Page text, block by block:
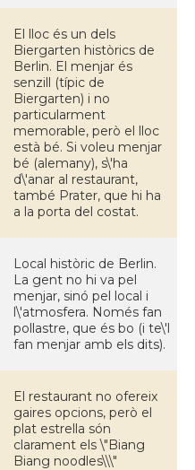
El lloc és un dels
Biergarten històrics de
Berlin. El menjar és
senzill (típic de
Biergarten) i no
particularment
memorable, però el lloc
està bé. Si voleu menjar
bé (alemany), s\'ha
d\'anar al restaurant,
també Prater, que hi ha
a la porta del costat.
Local històric de Berlin.
La gent no hi va pel
menjar, sinó pel local i
l\'atmosfera. Només fan
pollastre, que és bo (i te\'l
fan menjar amb els dits).
El restaurant no ofereix
gaires opcions, però el
plat estrella són
clarament els \"Biang
Biang noodles\\\"